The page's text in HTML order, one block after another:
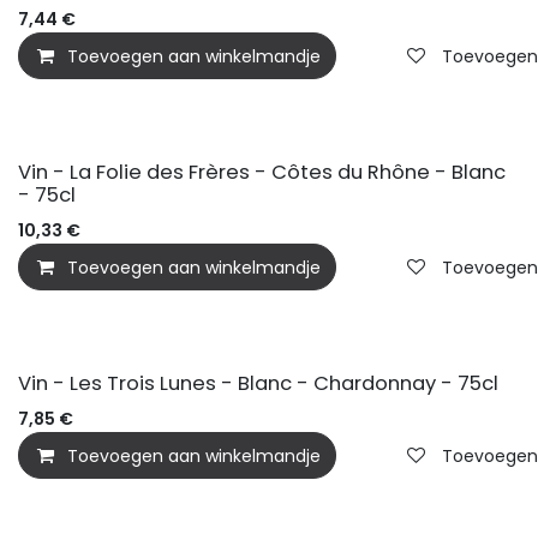
7,44 €
Toevoegen aan winkelmandje
Vin - La Folie des Frères - Côtes du Rhône - Blanc
- 75cl
10,33 €
Toevoegen aan winkelmandje
Vin - Les Trois Lunes - Blanc - Chardonnay - 75cl
7,85 €
Toevoegen aan winkelmandje